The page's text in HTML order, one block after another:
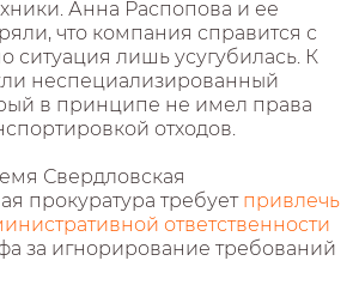
Анна Распопова и ее
что компания справится с
ситуация лишь усугубилась. К
неспециализированный
в принципе не имел права
отходов.
Свердловская
прокуратура требует привлечь
ответственности
за игнорирование требований